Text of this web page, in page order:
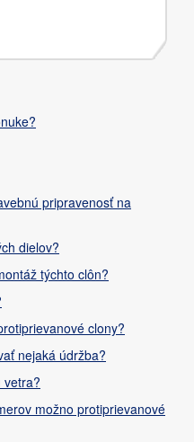
pripravenosť na
dielov?
týchto clôn?
clony?
nejaká údržba?
vetra?
možno protiprievanové